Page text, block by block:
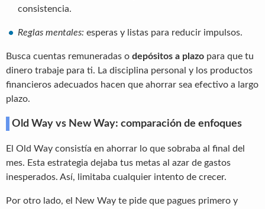
consistencia.
Reglas mentales: esperas y listas para reducir impulsos.
Busca cuentas remuneradas o depósitos a plazo para que tu
dinero trabaje para ti. La disciplina personal y los productos
financieros adecuados hacen que ahorrar sea efectivo a largo
plazo.
Old Way vs New Way: comparación de enfoques
El Old Way consistía en ahorrar lo que sobraba al final del
mes. Esta estrategia dejaba tus metas al azar de gastos
inesperados. Así, limitaba cualquier intento de crecer.
Por otro lado, el New Way te pide que pagues primero y